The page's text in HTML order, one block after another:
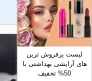
بخر
لیست پرفروش ترین
های آرایشی بهداشتی با
50% تخفیف